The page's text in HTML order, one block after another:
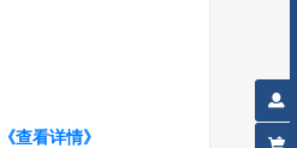
《查看详情》